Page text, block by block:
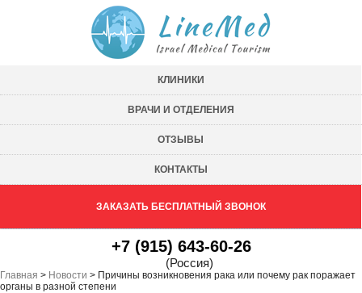
КЛИНИКИ
ВРАЧИ И ОТДЕЛЕНИЯ
ОТЗЫВЫ
КОНТАКТЫ
ЗАКАЗАТЬ БЕСПЛАТНЫЙ ЗВОНОК
+7 (915) 643-60-26
(Россия)
Главная > Новости > Причины возникновения рака или почему рак поражает
органы в разной степени